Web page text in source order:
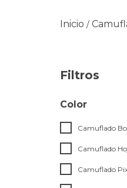
Inicio /
Filtros
Color
Camuflado
Camuflado
Camuflado